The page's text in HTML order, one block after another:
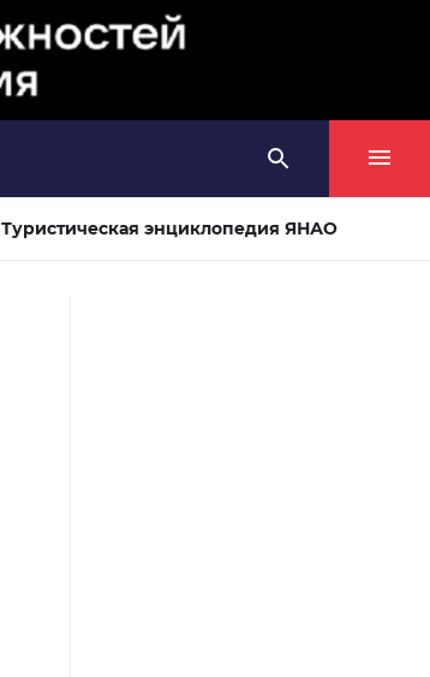
Туристическая энциклопедия ЯНАО